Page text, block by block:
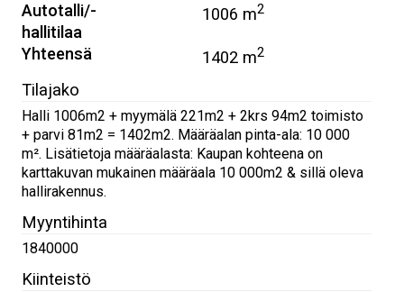
Autotalli/-
hallitilaa
1006 m2
Yhteensä 1402 m2
Tilajako
Halli 1006m2 + myymälä 221m2 + 2krs 94m2 toimisto
+ parvi 81m2 = 1402m2. Määräalan pinta-ala: 10 000
m². Lisätietoja määräalasta: Kaupan kohteena on
karttakuvan mukainen määräala 10 000m2 & sillä oleva
hallirakennus.
Myyntihinta
1840000
Kiinteistö